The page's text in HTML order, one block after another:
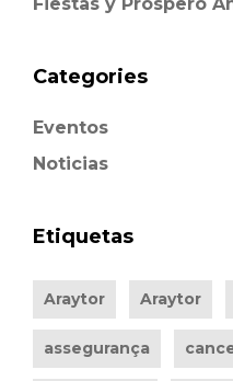
Categories
Eventos
Noticias
Etiquetas
Araytor Araytor
assegurança